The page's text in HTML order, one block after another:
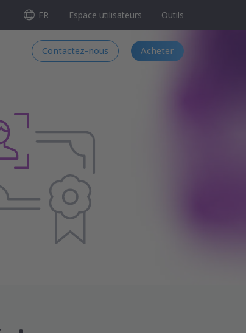
FR Espace utilisateurs Outils
Contactez-nous Acheter